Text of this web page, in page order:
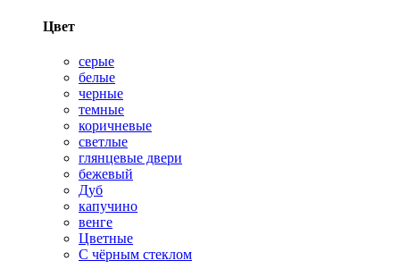
Цвет
серые
белые
черные
темные
коричневые
светлые
глянцевые двери
бежевый
Дуб
капучино
венге
Цветные
С чёрным стеклом